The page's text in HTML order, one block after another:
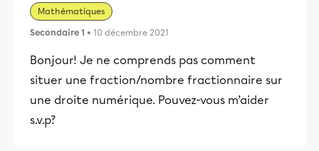
Mathématiques
Secondaire 1 • 10 décembre 2021
Bonjour! Je ne comprends pas comment
situer une fraction/nombre fractionnaire sur
une droite numérique. Pouvez-vous m’aider
s.v.p?